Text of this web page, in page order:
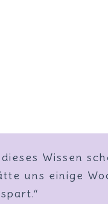
Wissen
uns einige
hätten den
dass wir
und Marla
schläft.“
Alle drei!“
die
wir tatkräftig ein
Lebensqualität
dich!“
einfühlsam